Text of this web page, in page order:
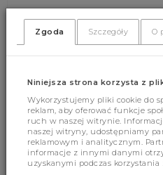
(371)
Cechy produktu
Zgoda Szczegóły O
Niniejsza strona korzysta z
Wykorzystujemy pliki cookie do
reklam, aby oferować funkcje
ruch w naszej witrynie.
naszej witryny, udostępniamy
reklamowym i analitycznym.
informacje z innymi danymi
uzyskanymi podczas korzystania